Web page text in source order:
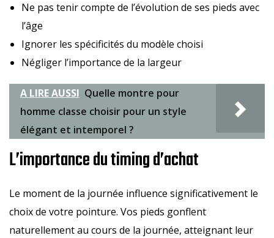
Ne pas tenir compte de l’évolution de ses pieds avec
l’âge
Ignorer les spécificités du modèle choisi
Négliger l’importance de la largeur
A LIRE AUSSI Quelle montre pour
homme classe choisir pour un style
élégant et intemporel ?
L’importance du timing d’achat
Le moment de la journée influence significativement le
choix de votre pointure. Vos pieds gonflent
naturellement au cours de la journée, atteignant leur